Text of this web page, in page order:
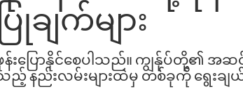
ျက်များ
န်းပြောနိုင်စေပါသည်။ ကျွန်ုပ်တို့၏ အ
ည့် နည်းလမ်းများထဲမှ တစ်ခုကို ရွေးချ